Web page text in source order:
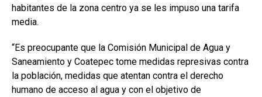
habitantes de la zona centro ya se les impuso una tarifa
media.
“Es preocupante que la Comisión Municipal de Agua y
Saneamiento y Coatepec tome medidas represivas contra
la población, medidas que atentan contra el derecho
humano de acceso al agua y con el objetivo de